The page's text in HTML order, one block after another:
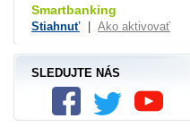
Smartbanking
Stiahnuť Ako aktivovať
SLEDUJTE NÁS